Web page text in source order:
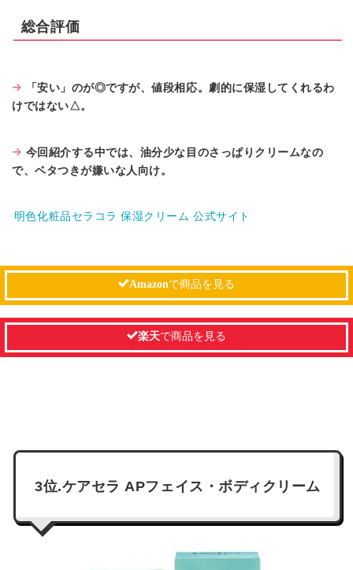
総合評価
「安い」のが◎ですが、値段相応。劇的に保湿してくれるわ
けではない△。
今回紹介する中では、油分少な目のさっぱりクリームなの
で、ベタつきが嫌いな人向け。
明色化粧品セラコラ 保湿クリーム 公式サイト
Amazonで商品を見る
楽天で商品を見る
3位.ケアセラ APフェイス・ボディクリーム